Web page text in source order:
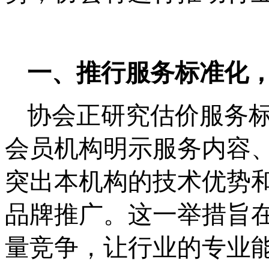
一、推行服务标准化
协会正研究估价服务
会员机构明示服务内容
突出本机构的技术优势
品牌推广。这一举措旨
量竞争，让行业的专业